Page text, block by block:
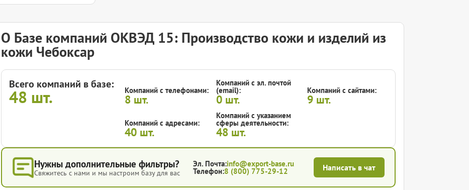
О Базе компаний ОКВЭД 15: Производство кожи и изделий из
кожи Чебоксар
Всего компаний в базе:
48 шт. Компаний с телефонами:
8 шт.
Компаний с эл. почтой
(email):
0 шт.
Компаний с сайтами:
9 шт.
Компаний с адресами:
40 шт.
Компаний с указанием
сферы деятельности:
48шт.
Нужны дополнительные фильтры?
Свяжитесь с нами и мы настроим базу для вас
Эл. Почта:info@export-base.ru
Телефон:8 (800) 775-29-12 Написать в чат